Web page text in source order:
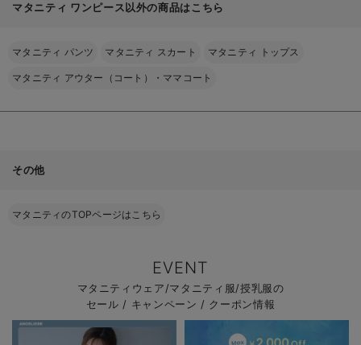
マタニティ ワンピース以外の商品はこちら
マタニティ パンツ マタニティ スカート マタニティ トップス
マタニティ アウター（コート）・ママコート
その他
マタニティのTOPページはこちら
EVENT
マタニティウェア/マタニティ服/授乳服の
セール / キャンペーン / クーポン情報